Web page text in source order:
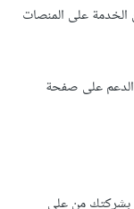
على المنصات
الدعم على صفحة
بشركتك من على